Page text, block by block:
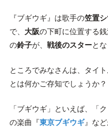
『ブギウギ』は歌手の笠置
で、 大阪の下町に位置する
の鈴子が、 戦後のスターとな
ところでみなさんは、タイ
とは何かご存知でしょうか？
「ブギウギ」といえば、「
の楽曲『東京ブギウギ』な